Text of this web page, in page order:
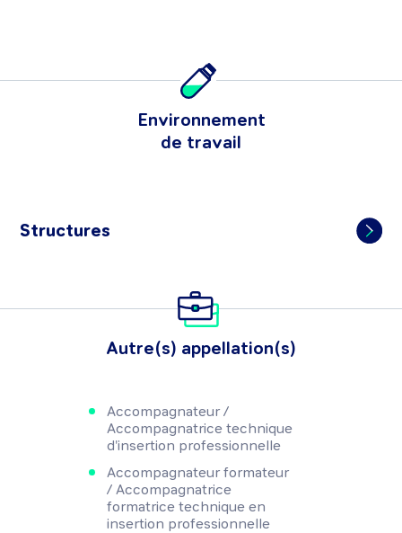
Environnement
de travail
Structures
Autre(s) appellation(s)
Accompagnateur /
Accompagnatrice technique
d'insertion professionnelle
Accompagnateur formateur
/ Accompagnatrice
formatrice technique en
insertion professionnelle